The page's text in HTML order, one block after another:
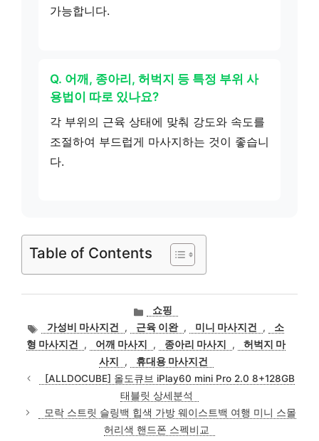
가능합니다.
Q. 어깨, 종아리, 허벅지 등 특정 부위 사
용법이 따로 있나요?
각 부위의 근육 상태에 맞춰 강도와 속도를
조절하여 부드럽게 마사지하는 것이 좋습니
다.
Table of Contents
카
테
고
리
쇼핑
태
그
가성비 마사지건 , 근육 이완 , 미니 마사지건 ,
소
형 마사지건
, 어깨 마사지 , 종아리 마사지 ,
허벅지 마
사지
,
휴대용 마사지건
[ALLDOCUBE] 올도큐브 iPlay60 mini Pro 2.0 8+128GB
태블릿 상세분석
모락 스트릿 슬링백 힙색 가방 웨이스트백 여행 미니 스몰
허리색 핸드폰 스펙비교